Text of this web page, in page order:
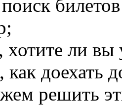
хотите ли
как
решить